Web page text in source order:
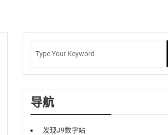
导航
发现J9数字站